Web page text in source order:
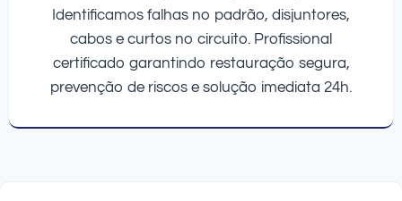
Identificamos falhas no padrão, disjuntores,
cabos e curtos no circuito. Profissional
certificado garantindo restauração segura,
prevenção de riscos e solução imediata 24h.